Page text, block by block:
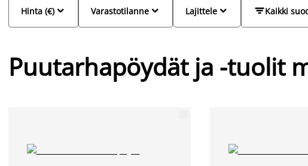

Hinta (€) 
Varastotilanne Kaikki

Lajittele
Puutarhapöydät ja -tuolit